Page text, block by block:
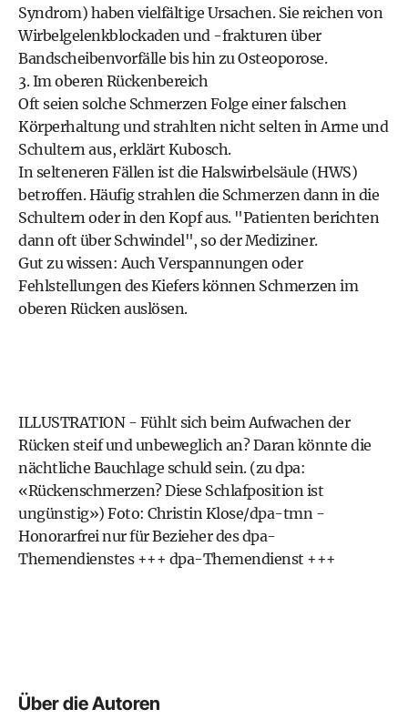
Syndrom) haben vielfältige Ursachen. Sie reichen von
Wirbelgelenkblockaden und -frakturen über
Bandscheibenvorfälle bis hin zu Osteoporose.
3. Im oberen Rückenbereich
Oft seien solche Schmerzen Folge einer falschen
Körperhaltung und strahlten nicht selten in Arme und
Schultern aus, erklärt Kubosch.
In selteneren Fällen ist die Halswirbelsäule (HWS)
betroffen. Häufig strahlen die Schmerzen dann in die
Schultern oder in den Kopf aus. "Patienten berichten
dann oft über Schwindel", so der Mediziner.
Gut zu wissen: Auch Verspannungen oder
Fehlstellungen des Kiefers können Schmerzen im
oberen Rücken auslösen.
ILLUSTRATION - Fühlt sich beim Aufwachen der
Rücken steif und unbeweglich an? Daran könnte die
nächtliche Bauchlage schuld sein. (zu dpa:
«Rückenschmerzen? Diese Schlafposition ist
ungünstig») Foto: Christin Klose/dpa-tmn -
Honorarfrei nur für Bezieher des dpa-
Themendienstes +++ dpa-Themendienst +++
Über die Autoren